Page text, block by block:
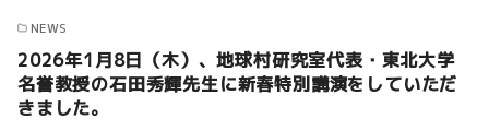
NEWS
2026年1月8日（木）、地球村研究室代表・東北大学
名誉教授の石田秀輝先生に新春特別講演をしていただ
きました。